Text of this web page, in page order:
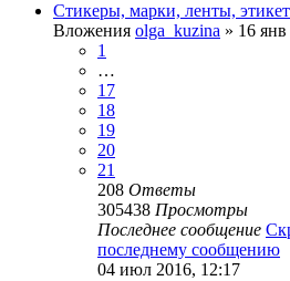
Стикеры, марки, ленты,
Вложения olga_kuzina » 16
1
…
17
18
19
20
21
208 Ответы
305438 Просмотры
Последнее сообщение
последнему сообщению
04 июл 2016, 12:17